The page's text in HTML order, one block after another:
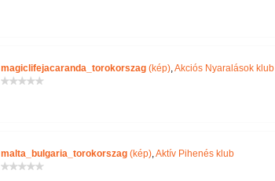
magiclifejacaranda_torokorszag(kép),Akciós Nyaralások klub
malta_bulgaria_torokorszag(kép),Aktív Pihenés klub